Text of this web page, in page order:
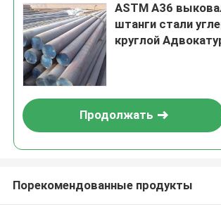
ASTM A36
штанги стали
круглой
Продолжать
Порекомендованные продукты